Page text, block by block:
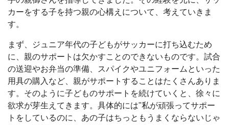
カーをする子を持つ親の心構えについて、考えていきま
す。
まず、ジュニア年代の子どもがサッカーに打ち込むため
に、親のサポートは欠かすことのできないものです。試合
の送迎やお弁当の準備、スパイクやユニフォームといった
用具の購入など、親がサポートすることはたくさんありま
す。そのように子どものサポートを続けていくと、徐々に
欲求が芽生えてきます。具体的には"私が頑張ってサポー
トをしているのに、あの子はちっともうまくならないじゃ